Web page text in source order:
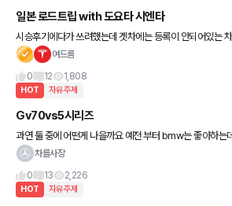
일본 로드트립 with 도요타 시엔타
시승후기에다가 쓰려했는데 겟차에는 등록이 안되어있는
자유주제에다 적어보아요~~ 코로나시국 전에 일주일정도 홋카이도
행을 자주
여드름
0
12 1,808
HOT 자유주제
Gv70vs5시리즈
과연 둘 중에 어떤게 나을까요 예전 부터 bmw는 좋아하는
요... 고민이 됩니다. 아님 돈 보태가 bmwx3을 갈까요?
차를사장
0
13 2,226
HOT 자유주제